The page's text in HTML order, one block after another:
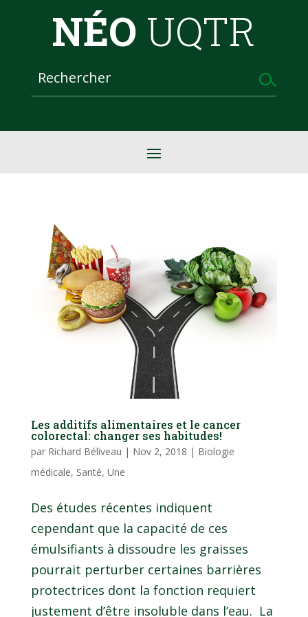
NÉO UQTR
Les additifs alimentaires et le cancer
colorectal: changer ses habitudes!
par Richard Béliveau | Nov 2, 2018 | Biologie
médicale, Santé, Une
Des études récentes indiquent
cependant que la capacité de ces
émulsifiants à dissoudre les graisses
pourrait perturber certaines barrières
protectrices dont la fonction requiert
justement d’être insoluble dans l’eau. La